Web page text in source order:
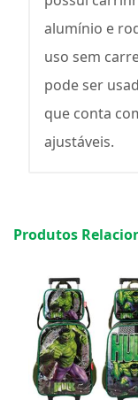
alumínio e
uso sem
pode ser
que conta
ajustáveis.
Produtos